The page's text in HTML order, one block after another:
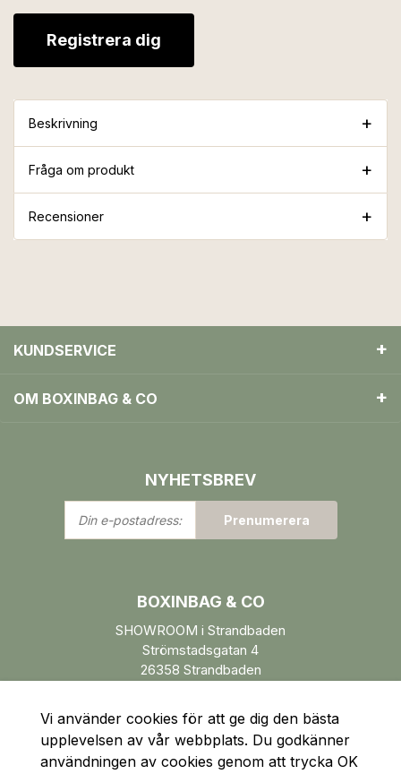
Registrera dig
Beskrivning
Fråga om produkt
Recensioner
KUNDSERVICE
OM BOXINBAG & CO
NYHETSBREV
Din
e-
Prenumerera
BOXINBAG & CO
SHOWROOM i Strandbaden
Strömstadsgatan 4
26358 Strandbaden
Vi använder cookies för att ge dig den bästa
upplevelsen av vår webbplats. Du godkänner
användningen av cookies genom att trycka OK